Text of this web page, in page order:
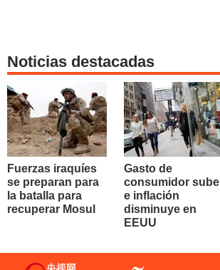
Noticias destacadas
Fuerzas iraquíes
se preparan para
la batalla para
recuperar Mosul
Gasto de
consumidor sube
e inflación
disminuye en
EEUU